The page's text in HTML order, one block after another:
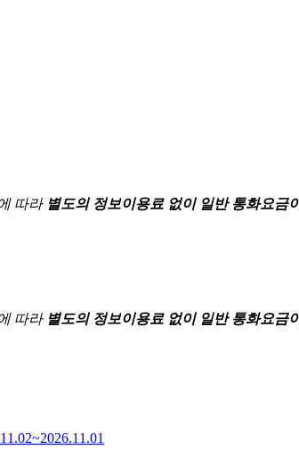
따라 별도의 정보이용료 없이 일반 통화요금
따라 별도의 정보이용료 없이 일반 통화요금